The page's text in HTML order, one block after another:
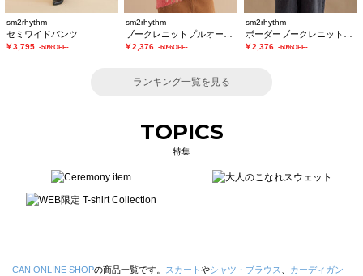
sm2rhythm
セミワイドパンツ
￥3,795 -50%OFF-
sm2rhythm
￥2,376 -60%OFF-
sm2rhythm
￥2,376 -60%OFF-
ランキング一覧を見る
TOPICS
特集
CAN ONLINE SHOPの商品一覧です。 スカート やシャツ・ブラウス
カーディガン